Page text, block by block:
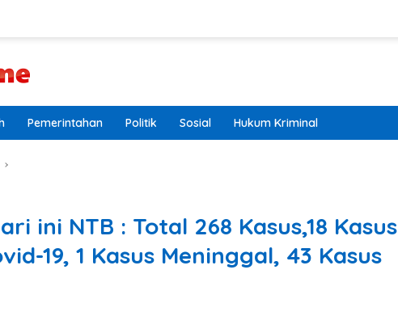
Pemerintahan Politik Sosial Hukum Kriminal
ini NTB : Total 268 Kasus,18 Kasus
19, 1 Kasus Meninggal, 43 Kasus